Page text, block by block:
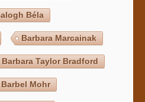
Béla
Barbara Marcainak
Barbara Taylor Bradford
Barbel Mohr